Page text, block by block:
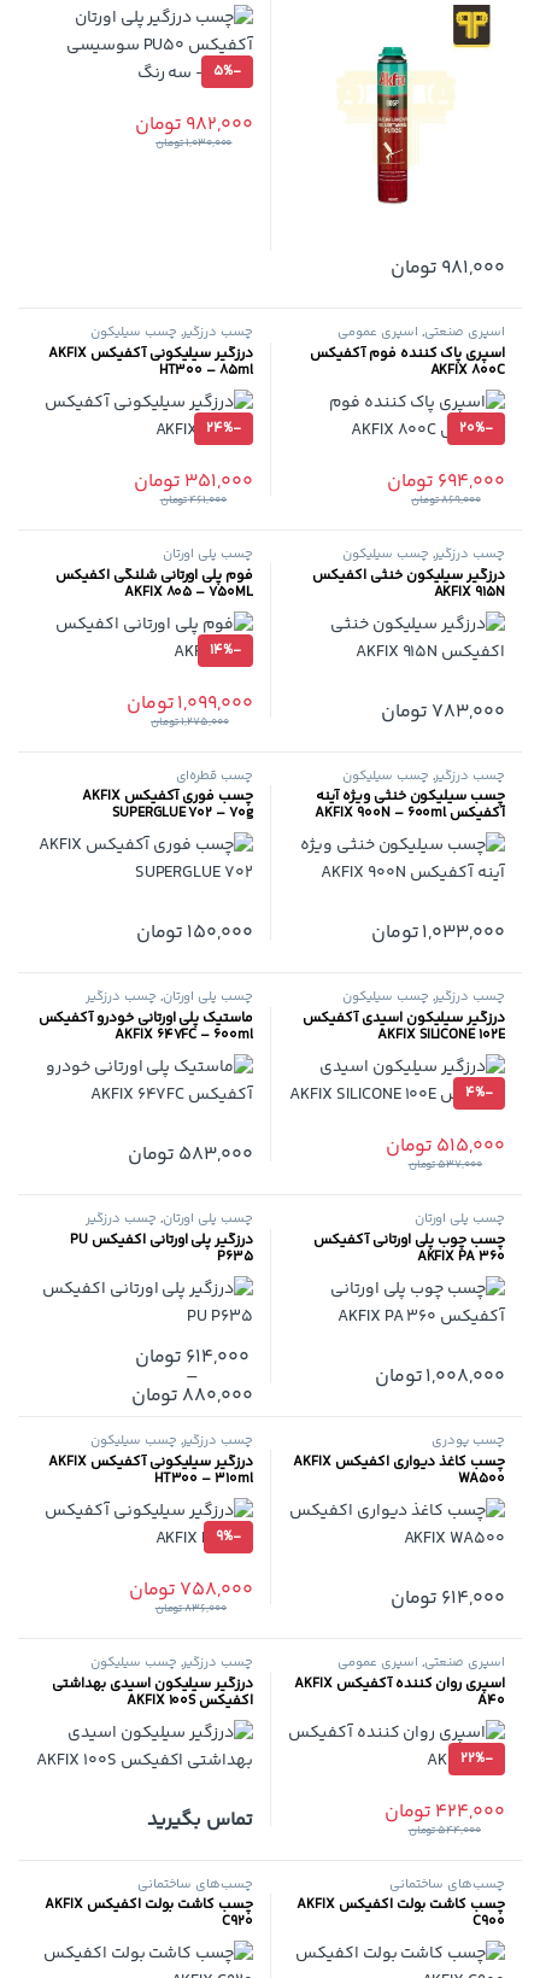
981,000 تومان
-
5%
982,000 تومان
1,030,000تومان
این محصول دارای انواع
اسپری صنعتی, اسپری عمومی
اسپری پاک کننده فوم آکفیکس
AKFIX 800C
-
20%
694,000 تومان
869,000تومان
چسب درزگیر, چسب سیلیکون
درزگیر سیلیکونی آکفیکس AKFIX
HT300 – 85ml
-
24%
351,000 تومان
461,000تومان
چسب درزگیر, چسب سیلیکون
درزگیر سیلیکون خنثی اکفیکس
AKFIX 915N
783,000 تومان
چسب پلی اورتان
فوم پلی اورتانی شلنگی اکفیکس
AKFIX 805 – 750ML
-
14%
1,099,000تومان
1,275,000تومان
چسب درزگیر, چسب سیلیکون
چسب سیلیکون خنثی ویژه آینه
آکفیکس AKFIX 900N – 600ml
1,033,000تومان
چسب قطره‌ای
چسب فوری آکفیکس AKFIX
SUPERGLUE 702 – 70g
150,000 تومان
چسب درزگیر, چسب سیلیکون
درزگیر سیلیکون اسیدی آکفیکس
AKFIX SILICONE 102E
-
4%
515,000 تومان
537,000تومان
چسب پلی اورتان, چسب درزگیر
ماستیک پلی اورتانی خودرو آکفیکس
AKFIX 647FC – 600ml
583,000 تومان
چسب پلی اورتان
چسب چوب پلی اورتانی آکفیکس
AKFIX PA 360
1,008,000تومان
چسب پلی اورتان, چسب درزگیر
درزگیر پلی اورتانی اکفیکس PU
P635
614,000 تومان
–
880,000 تومان
این محصول دارای انواع مختلفی
چسب‌ پودری
چسب کاغذ دیواری اکفیکس AKFIX
WA500
614,000 تومان
چسب درزگیر, چسب سیلیکون
درزگیر سیلیکونی آکفیکس AKFIX
HT300 – 310ml
-
9%
758,000 تومان
836,000تومان
اسپری صنعتی, اسپری عمومی
اسپری روان کننده آکفیکس AKFIX
A40
-
22%
424,000 تومان
544,000تومان
چسب درزگیر, چسب سیلیکون
درزگیر سیلیکون اسیدی بهداشتی
اکفیکس AKFIX 100S
تماس بگیرید
چسب‌های ساختمانی
چسب کاشت بولت اکفیکس AKFIX
C900
چسب‌های ساختمانی
چسب کاشت بولت اکفیکس AKFIX
C920